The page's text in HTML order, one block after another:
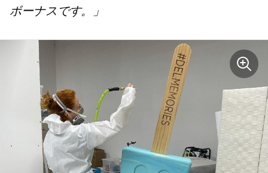
ボーナスです。」